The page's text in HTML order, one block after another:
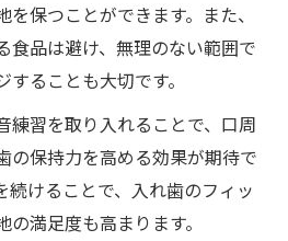
保つことができます。また、
食品は避け、無理のない範囲で
ることも大切です。
練習を取り入れることで、口周
の保持力を高める効果が期待で
続けることで、入れ歯のフィッ
満足度も高まります。